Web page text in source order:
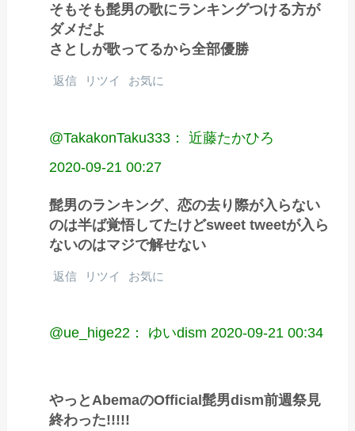
そもそも髭男の歌にランキングつける方が
ダメだよ
さとしが歌ってるから全部優勝
返信 リツイ お気に
@TakakonTaku333： 近藤たかひろ
2020-09-21 00:27
髭男のランキング、恋の去り際が入らない
のは半ば覚悟してたけどsweet tweetが入ら
ないのはマジで解せない
返信 リツイ お気に
@ue_hige22： ゆいdism 2020-09-21 00:34
やっとAbemaのOfficial髭男dism前週祭見
終わった!!!!!